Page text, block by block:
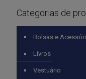
Categorias de
Bolsas e
Livros
Vestuário